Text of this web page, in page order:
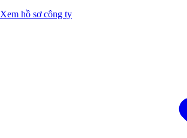
Xem hồ sơ công ty